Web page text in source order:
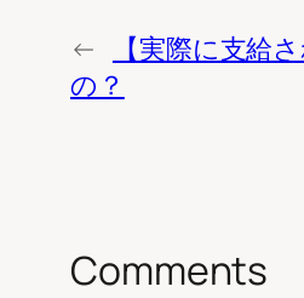
←
【実際に支給
の？
Comments